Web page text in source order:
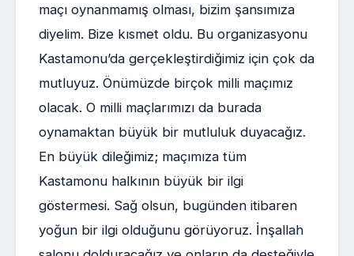
maçı oynanmamış olması, bizim şansımıza
diyelim. Bize kısmet oldu. Bu organizasyonu
Kastamonu’da gerçekleştirdiğimiz için çok da
mutluyuz. Önümüzde birçok milli maçımız
olacak. O milli maçlarımızı da burada
oynamaktan büyük bir mutluluk duyacağız.
En büyük dileğimiz; maçımıza tüm
Kastamonu halkının büyük bir ilgi
göstermesi. Sağ olsun, bugünden itibaren
yoğun bir ilgi olduğunu görüyoruz. İnşallah